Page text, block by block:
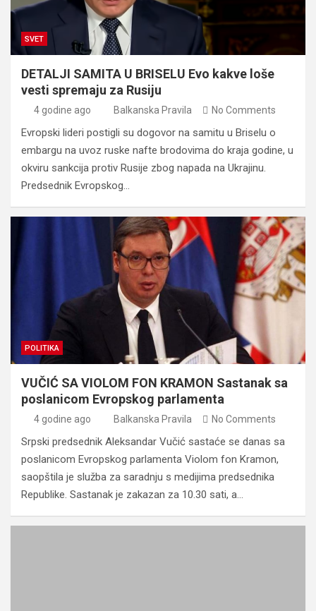
SVET
DETALJI SAMITA U BRISELU Evo kakve loše
vesti spremaju za Rusiju
4 godine ago Balkanska Pravila No Comments
Evropski lideri postigli su dogovor na samitu u Briselu o
embargu na uvoz ruske nafte brodovima do kraja godine, u
okviru sankcija protiv Rusije zbog napada na Ukrajinu.
Predsednik Evropskog…
POLITIKA
VUČIĆ SA VIOLOM FON KRAMON Sastanak sa
poslanicom Evropskog parlamenta
4 godine ago Balkanska Pravila No Comments
Srpski predsednik Aleksandar Vučić sastaće se danas sa
poslanicom Evropskog parlamenta Violom fon Kramon,
saopštila je služba za saradnju s medijima predsednika
Republike. Sastanak je zakazan za 10.30 sati, a…